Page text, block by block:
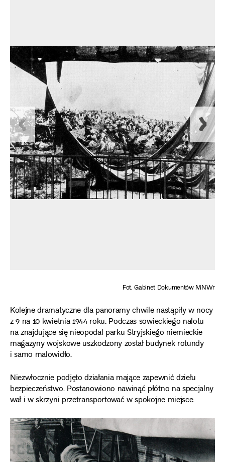
Fot. Gabinet Dokumentów MNWr
Kolejne dramatyczne dla panoramy chwile nastąpiły w nocy
z 9 na 10 kwietnia 1944 roku. Podczas sowieckiego nalotu
na znajdujące się nieopodal parku Stryjskiego niemieckie
magazyny wojskowe uszkodzony został budynek rotundy
i samo malowidło.
Niezwłocznie podjęto działania mające zapewnić dziełu
bezpieczeństwo. Postanowiono nawinąć płótno na specjalny
wał i w skrzyni przetransportować w spokojne miejsce.